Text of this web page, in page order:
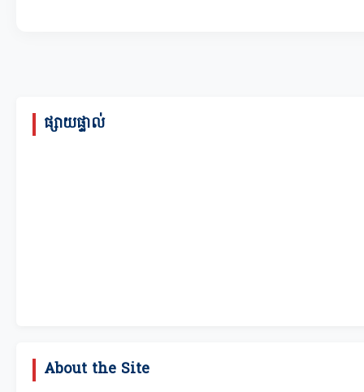
ផ្សាយផ្ទាល់
About the Site